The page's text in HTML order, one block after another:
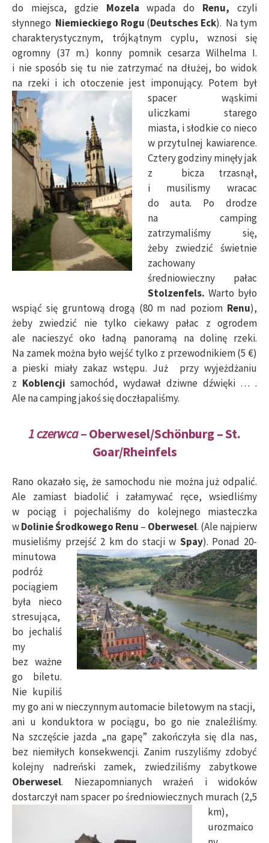
do miejsca, gdzie Mozela wpada do Renu, czyli
słynnego Niemieckiego Rogu (Deutsches Eck). Na tym
charakterystycznym, trójkątnym cyplu, wznosi się
ogromny (37 m.) konny pomnik cesarza Wilhelma I.
i nie sposób się tu nie zatrzymać na dłużej, bo widok
na rzeki i ich otoczenie jest imponujący. Potem był
spacer wąskimi
uliczkami starego
miasta, i słodkie co nieco
w przytulnej kawiarence.
Cztery godziny minęły jak
z bicza trzasnął,
i musilismy wracac
do auta. Po drodze
na camping
zatrzymaliśmy się,
żeby zwiedzić świetnie
zachowany
średniowieczny pałac
Stolzenfels. Warto było
wspiąć się gruntową drogą (80 m nad poziomRenu),
żeby zwiedzić nie tylko ciekawy pałac z ogrodem
ale nacieszyć oko ładną panoramą na dolinę rzeki.
Na zamek można było wejść tylko z przewodnikiem (5 €)
a pieski miały zakaz wstępu. Już przy wyjeżdżaniu
z Koblencji samochód, wydawał dziwne dźwięki … .
Ale na camping jakoś się doczłapaliśmy.
1 czerwca –Oberwesel/Schönburg – St.
Goar/Rheinfels
Rano okazało się, że samochodu nie można już odpalić.
Ale zamiast biadolić i załamywać ręce, wsiedliśmy
w pociąg i pojechaliśmy do kolejnego miasteczka
wDolinie Środkowego Renu – Oberwesel. (Ale najpierw
musieliśmy przejść 2 km do stacji w Spay). Ponad 20-
minutowa
podróż
pociągiem
była nieco
stresująca,
bo jechaliś
my
bez ważne
go biletu.
Nie kupiliś
my go ani w nieczynnym automacie biletowym na stacji,
ani u konduktora w pociągu, bo go nie znaleźliśmy.
Na szczęście jazda „na gapę” zakończyła się dla nas,
bez niemiłych konsekwencji. Zanim ruszyliśmy zdobyć
kolejny nadreński zamek, zwiedziliśmy zabytkowe
Oberwesel. Niezapomnianych wrażeń i widoków
dostarczył nam spacer po średniowiecznych murach (2,5
km),
urozmaico